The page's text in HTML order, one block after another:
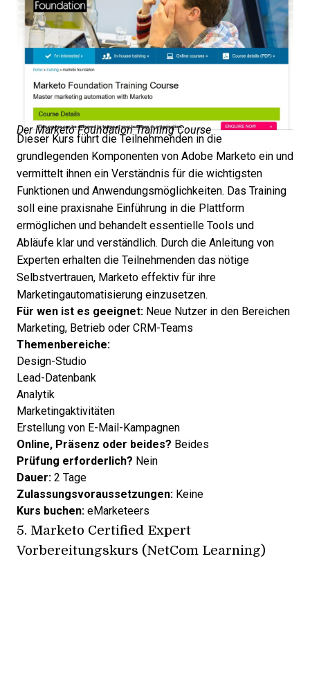
Der Marketo Foundation Training Course
Dieser Kurs führt die Teilnehmenden in die
grundlegenden Komponenten von Adobe Marketo ein und
vermittelt ihnen ein Verständnis für die wichtigsten
Funktionen und Anwendungsmöglichkeiten. Das Training
soll eine praxisnahe Einführung in die Plattform
ermöglichen und behandelt essentielle Tools und
Abläufe klar und verständlich. Durch die Anleitung von
Experten erhalten die Teilnehmenden das nötige
Selbstvertrauen, Marketo effektiv für ihre
Marketingautomatisierung einzusetzen.
Für wen ist es geeignet: Neue Nutzer in den Bereichen
Marketing, Betrieb oder CRM-Teams
Themenbereiche:
Design-Studio
Lead-Datenbank
Analytik
Marketingaktivitäten
Erstellung von E-Mail-Kampagnen
Online, Präsenz oder beides? Beides
Prüfung erforderlich? Nein
Dauer: 2 Tage
Zulassungsvoraussetzungen: Keine
Kurs buchen: eMarketeers
5. Marketo Certified Expert
Vorbereitungskurs (NetCom Learning)